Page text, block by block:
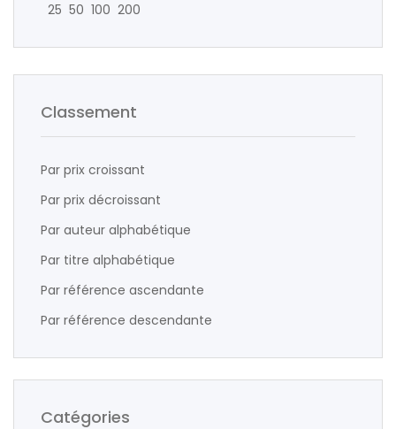
25 50 100 200
Classement
Par prix croissant
Par prix décroissant
Par auteur alphabétique
Par titre alphabétique
Par référence ascendante
Par référence descendante
Catégories